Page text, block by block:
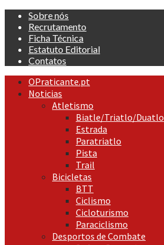
Skip
content
Sobre nós
Recrutamento
Ficha Técnica
Estatuto Editorial
Contatos
Primary
Menu
OPraticante.pt
Noticias
Atletismo
Biatle/Triatlo/Duatlo
Estrada
Paratriatlo
Pista
Trail
Bicicletas
BTT
Ciclismo
Cicloturismo
Paraciclismo
Desportos de Combate